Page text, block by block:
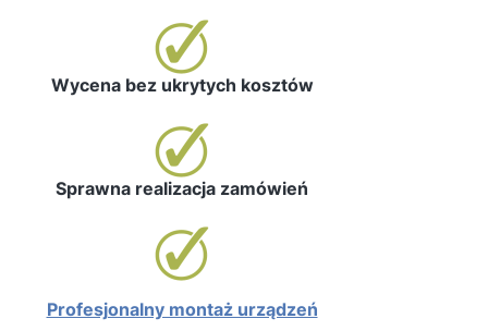
Wycena bez ukrytych kosztów
Sprawna realizacja zamówień
Profesjonalny montaż urządzeń